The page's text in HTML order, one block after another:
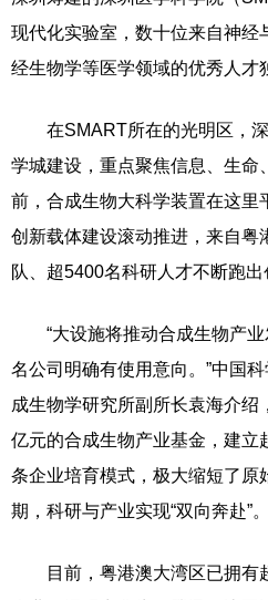
现代化实验室，数十位来自神经
经生物学等医学领域的优秀人
在SMART所在的光明区，深
学城建设，重点聚焦信息、生命
前，合成生物大科学装置在这里
创新载体建设滚动推进，来自粤
队、超5400名科研人才不断跑出
“大设施将推动合成生物产业
名公司明确有使用意向。”中国
成生物学研究所副所长袁海介
亿元的合成生物产业基金，建
条企业培育模式，极大缩短了原
期，科研与产业实现“双向奔赴”。
目前，粤港澳大湾区已拥有